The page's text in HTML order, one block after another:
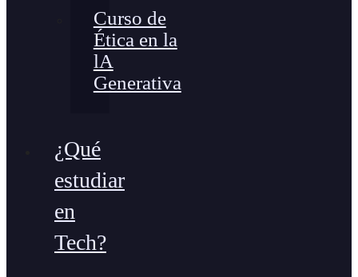
Curso de
Ética en la
lA
Generativa
¿Qué
estudiar
en
Tech?